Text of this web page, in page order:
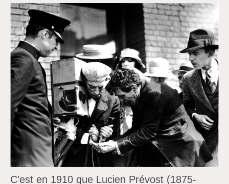
C’est en 1910 que Lucien Prévost (1875-